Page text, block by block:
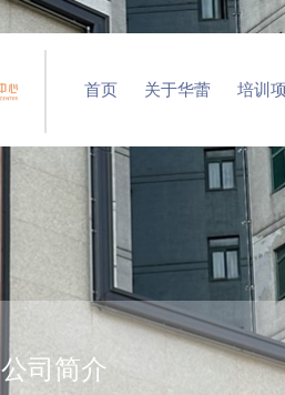
首页 关于华蕾 培训
公司简介